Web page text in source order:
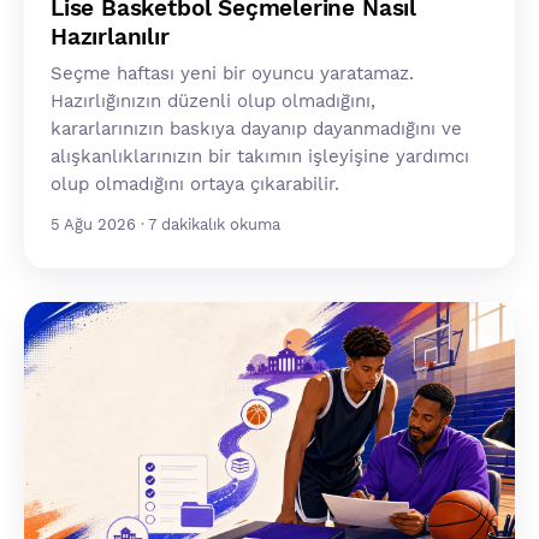
Lise Basketbol Seçmelerine Nasıl
Hazırlanılır
Seçme haftası yeni bir oyuncu yaratamaz.
Hazırlığınızın düzenli olup olmadığını,
kararlarınızın baskıya dayanıp dayanmadığını ve
alışkanlıklarınızın bir takımın işleyişine yardımcı
olup olmadığını ortaya çıkarabilir.
5 Ağu 2026 · 7 dakikalık okuma